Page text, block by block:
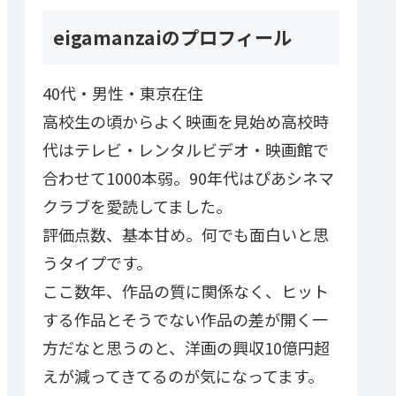
eigamanzaiのプロフィール
40代・男性・東京在住
高校生の頃からよく映画を見始め高校時
代はテレビ・レンタルビデオ・映画館で
合わせて1000本弱。90年代はぴあシネマ
クラブを愛読してました。
評価点数、基本甘め。何でも面白いと思
うタイプです。
ここ数年、作品の質に関係なく、ヒット
する作品とそうでない作品の差が開く一
方だなと思うのと、洋画の興収10億円超
えが減ってきてるのが気になってます。